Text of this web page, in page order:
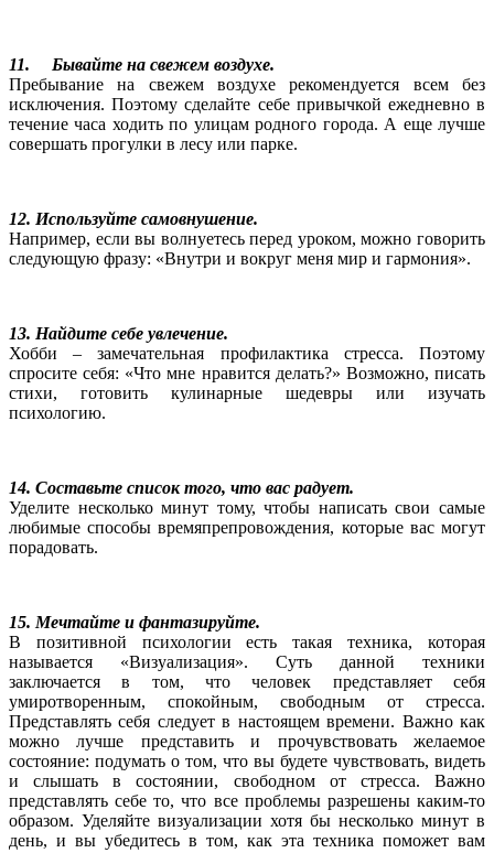
11. Бывайте на свежем воздухе.
Пребывание на свежем воздухе рекомендуется всем без
исключения. Поэтому сделайте себе привычкой ежедневно в
течение часа ходить по улицам родного города. А еще лучше
совершать прогулки в лесу или парке.
12. Используйте самовнушение.
Например, если вы волнуетесь перед уроком, можно говорить
следующую фразу: «Внутри и вокруг меня мир и гармония».
13. Найдите себе увлечение.
Хобби – замечательная профилактика стресса. Поэтому
спросите себя: «Что мне нравится делать?» Возможно, писать
стихи, готовить кулинарные шедевры или изучать
психологию.
14. Составьте список того, что вас радует.
Уделите несколько минут тому, чтобы написать свои самые
любимые способы времяпрепровождения, которые вас могут
порадовать.
15. Мечтайте и фантазируйте.
В позитивной психологии есть такая техника, которая
называется «Визуализация». Суть данной техники
заключается в том, что человек представляет себя
умиротворенным, спокойным, свободным от стресса.
Представлять себя следует в настоящем времени. Важно как
можно лучше представить и прочувствовать желаемое
состояние: подумать о том, что вы будете чувствовать, видеть
и слышать в состоянии, свободном от стресса. Важно
представлять себе то, что все проблемы разрешены каким-то
образом. Уделяйте визуализации хотя бы несколько минут в
день, и вы убедитесь в том, как эта техника поможет вам